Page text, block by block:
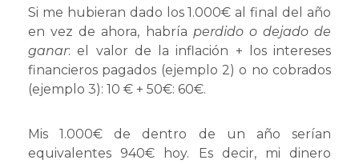
Si me hubieran dado los 1.000€ al final del año
en vez de ahora, habría perdido o dejado de
ganar: el valor de la inflación + los intereses
financieros pagados (ejemplo 2) o no cobrados
(ejemplo 3): 10 € + 50€: 60€.
Mis 1.000€ de dentro de un año serían
equivalentes 940€ hoy. Es decir, mi dinero